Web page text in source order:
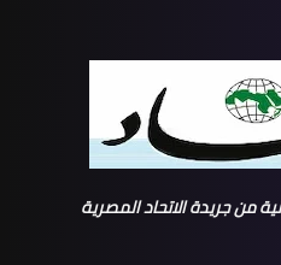
من جريدة الاتحاد المصرية